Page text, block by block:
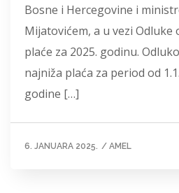
Bosne i Hercegovine i
Mijatovićem, a u vezi Odluke
plaće za 2025. godinu.
najniža plaća za period od
godine […]
6. JANUARA 2025. / AMEL